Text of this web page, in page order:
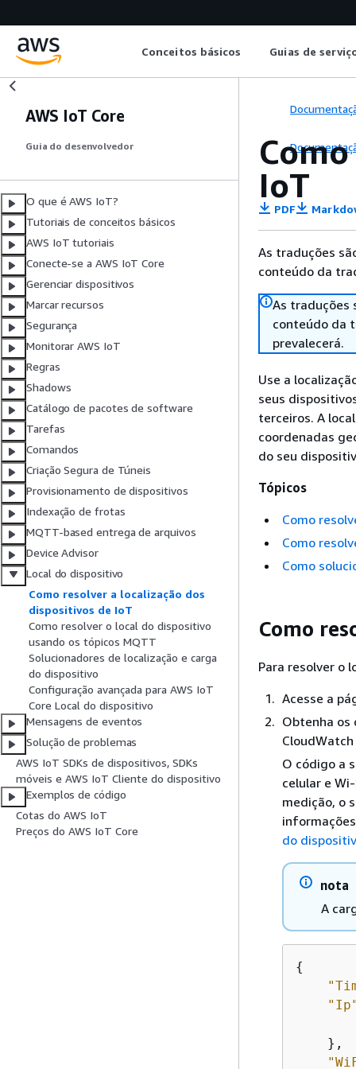
Conceitos básicos Guias de
AWS IoT Core
Guia do desenvolvedor
O que é AWS IoT?
Tutoriais de conceitos básicos
AWS IoT tutoriais
Conecte-se a AWS IoT Core
Gerenciar dispositivos
Marcar recursos
Segurança
Monitorar AWS IoT
Regras
Shadows
Catálogo de pacotes de software
Tarefas
Comandos
Criação Segura de Túneis
Provisionamento de dispositivos
Indexação de frotas
MQTT-based entrega de arquivos
Device Advisor
Local do dispositivo
Como resolver a localização dos
dispositivos de IoT
Como resolver o local do dispositivo
usando os tópicos MQTT
Solucionadores de localização e carga
do dispositivo
Configuração avançada para AWS IoT
Core Local do dispositivo
Mensagens de eventos
Solução de problemas
AWS IoT SDKs de dispositivos, SDKs
móveis e AWS IoT Cliente do dispositivo
Exemplos de código
Cotas do AWS IoT
Preços do AWS IoT Core
IoT
PDF
As traduções
conteúdo da
As traduções
conteúdo da
prevalecerá.
Use a
seus
terceiros. A
coordenadas
do seu
Tópicos
Como
Como
Como
Como
Para resolver o
Acesse a
Obtenha os
O código a
celular e
medição, o
do
nota
A
{
"Ip"
    },